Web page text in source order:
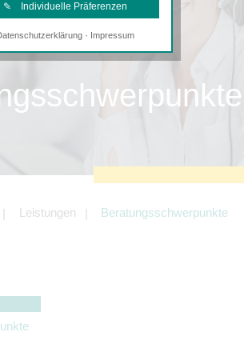
Leistungen Beratungsschwerpunkte
✎ Individuelle Präferenzen
Notwendige Cookies
Diese Cookies sind erforderlich, um die
Tracking- und Targeting-Cookies
Angebotes einschließlich der
Angeboten von z.B. Facebook und
LinkedIn.
können.
· Impressum